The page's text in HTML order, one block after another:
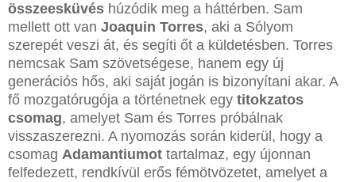
összeesküvés húzódik meg a háttérben. Sam
mellett ott van Joaquin Torres, aki a Sólyom
szerepét veszi át, és segíti őt a küldetésben. Torres
nemcsak Sam szövetségese, hanem egy új
generációs hős, aki saját jogán is bizonyítani akar. A
fő mozgatórugója a történetnek egy titokzatos
csomag, amelyet Sam és Torres próbálnak
visszaszerezni. A nyomozás során kiderül, hogy a
csomag Adamantiumot tartalmaz, egy újonnan
felfedezett, rendkívül erős fémötvözetet, amelyet a